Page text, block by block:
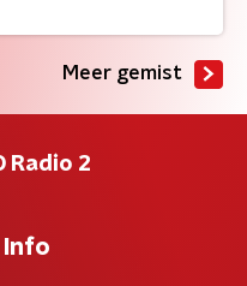
Meer gemist
Radio 2
Info